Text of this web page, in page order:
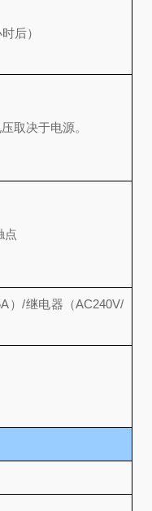
后）
取决于电源。
点
）/继电器（AC240V/